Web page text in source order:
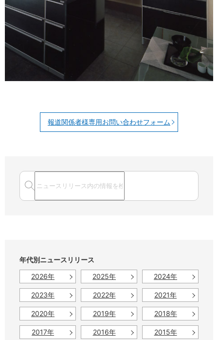
報道関係者様専用お問い合わせフォーム
年代別ニュースリリース
2026年
2025年 2024年
2023年 2022年 2021年
2020年 2019年 2018年
2017年 2016年 2015年